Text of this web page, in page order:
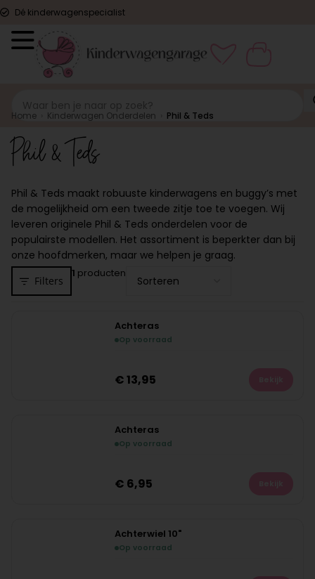
Dé kinderwagenspecialist
Home Kinderwagen Onderdelen Phil & Teds
Phil & Teds
Phil & Teds maakt robuuste kinderwagens en buggy’s met
de mogelijkheid om een tweede zitje toe te voegen. Wij
leveren originele Phil & Teds onderdelen voor de
populairste modellen. Het assortiment is beperkter dan bij
onze hoofdmerken, maar we helpen je graag.
Filters
1 producten
Achteras
Op voorraad
€13,95
Achteras
Op voorraad
€ 6,95
Achterwiel 10"
Op voorraad